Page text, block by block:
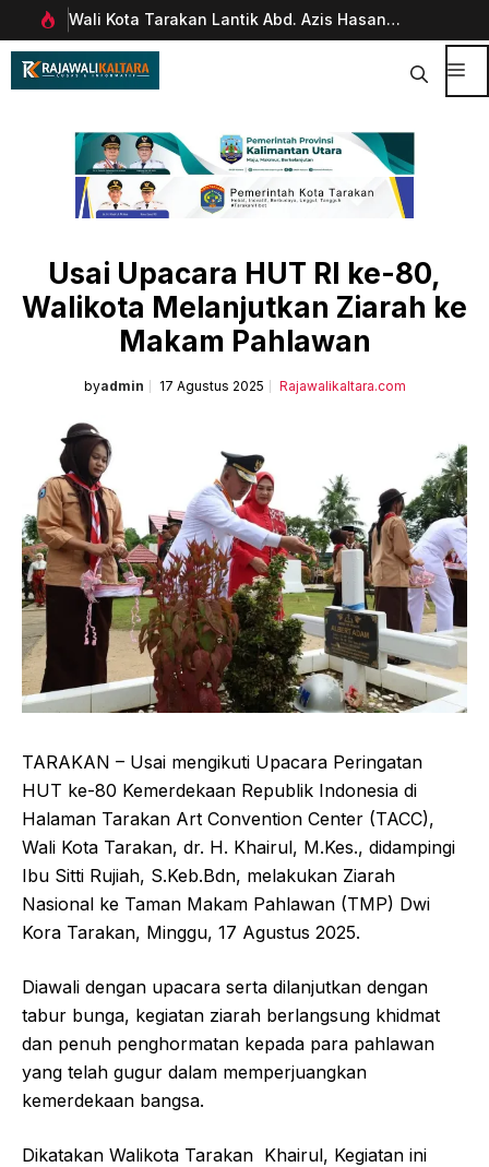
Langsung
ke
Wali Kota Tarakan Lantik Abd. Azis Hasan
sebagai Sekda
Usai Upacara HUT RI ke-80,
Walikota Melanjutkan Ziarah ke
Makam Pahlawan
byadmin 17 Agustus 2025 Rajawalikaltara.com
TARAKAN – Usai mengikuti Upacara Peringatan
HUT ke-80 Kemerdekaan Republik Indonesia di
Halaman Tarakan Art Convention Center (TACC),
Wali Kota Tarakan, dr. H. Khairul, M.Kes., didampingi
Ibu Sitti Rujiah, S.Keb.Bdn, melakukan Ziarah
Nasional ke Taman Makam Pahlawan (TMP) Dwi
Kora Tarakan, Minggu, 17 Agustus 2025.
Diawali dengan upacara serta dilanjutkan dengan
tabur bunga, kegiatan ziarah berlangsung khidmat
dan penuh penghormatan kepada para pahlawan
yang telah gugur dalam memperjuangkan
kemerdekaan bangsa.
Dikatakan Walikota Tarakan Khairul, Kegiatan ini